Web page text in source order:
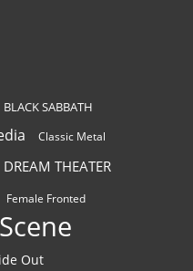
BLACK SABBATH
Classic Metal
DREAM THEATER
Female Fronted
Out